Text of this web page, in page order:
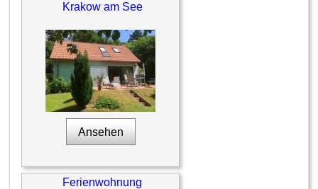
Krakow am See
Ansehen
Ferienwohnung